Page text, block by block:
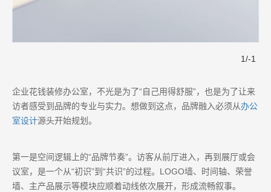
1/-1
企业花钱装修办公室，不光是为了“自己用得舒服”，也是为了让来
访者感受到品牌的专业与实力。想做到这点，品牌融入必须从办公
室设计源头开始规划。
第一是空间逻辑上的“品牌节奏”。访客从前厅进入，再到展厅或会
议室，是一个从“初识”到“共识”的过程。LOGO墙、时间轴、荣誉
墙、主产品展示等模块应顺着动线依次展开，形成流畅叙事。